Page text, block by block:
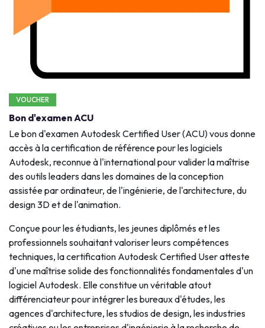
VOUCHER
Bon d'examen ACU
Le bon d'examen Autodesk Certified User (ACU) vous donne
accès à la certification de référence pour les logiciels
Autodesk, reconnue à l'international pour valider la maîtrise
des outils leaders dans les domaines de la conception
assistée par ordinateur, de l'ingénierie, de l'architecture, du
design 3D et de l'animation.
Conçue pour les étudiants, les jeunes diplômés et les
professionnels souhaitant valoriser leurs compétences
techniques, la certification Autodesk Certified User atteste
d'une maîtrise solide des fonctionnalités fondamentales d'un
logiciel Autodesk. Elle constitue un véritable atout
différenciateur pour intégrer les bureaux d'études, les
agences d'architecture, les studios de design, les industries